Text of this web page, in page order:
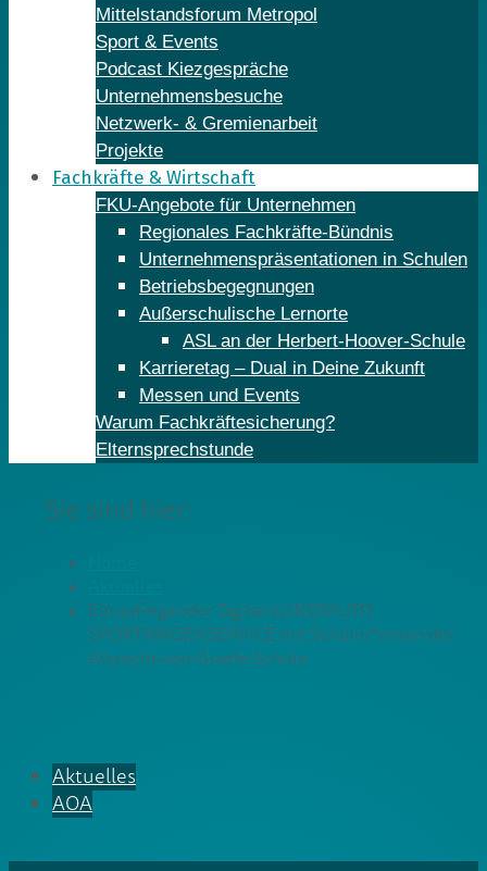
Mittelstandsforum Metropol
Sport & Events
Podcast Kiezgespräche
Unternehmensbesuche
Netzwerk- & Gremienarbeit
Projekte
Fachkräfte & Wirtschaft
FKU-Angebote für Unternehmen
Regionales Fachkräfte-Bündnis
Unternehmenspräsentationen in Schulen
Betriebsbegegnungen
Außerschulische Lernorte
ASL an der Herbert-Hoover-Schule
Karrieretag – Dual in Deine Zukunft
Messen und Events
Warum Fachkräftesicherung?
Elternsprechstunde
Sie sind hier:
Ein aufregender Tag bei LUNDTAUTO
SPORTWAGENSERVICE mit Schüler*innen der
Albrecht-von-Graefe-Schule
Aktuelles
AOA